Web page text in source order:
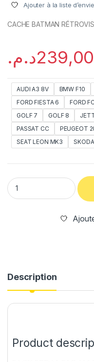
Ajouter à la liste
CACHE BATMAN
239,00د.م.
AUDI A3 8V BMW F10
FORD FIESTA 6
FORD
GOLF 7
GOLF 8
PASSAT CC
PEUGEOT
SEAT LEON MK3
Description
Product